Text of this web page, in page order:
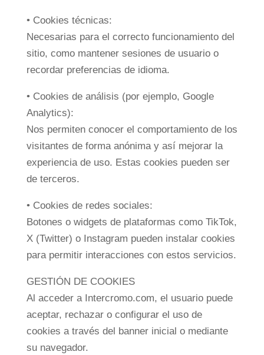
• Cookies técnicas:
Necesarias para el correcto funcionamiento del
sitio, como mantener sesiones de usuario o
recordar preferencias de idioma.
• Cookies de análisis (por ejemplo, Google
Analytics):
Nos permiten conocer el comportamiento de los
visitantes de forma anónima y así mejorar la
experiencia de uso. Estas cookies pueden ser
de terceros.
• Cookies de redes sociales:
Botones o widgets de plataformas como TikTok,
X (Twitter) o Instagram pueden instalar cookies
para permitir interacciones con estos servicios.
GESTIÓN DE COOKIES
Al acceder a Intercromo.com, el usuario puede
aceptar, rechazar o configurar el uso de
cookies a través del banner inicial o mediante
su navegador.